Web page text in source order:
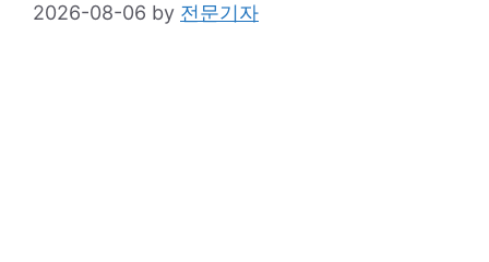
2026-08-06 by 전문기자